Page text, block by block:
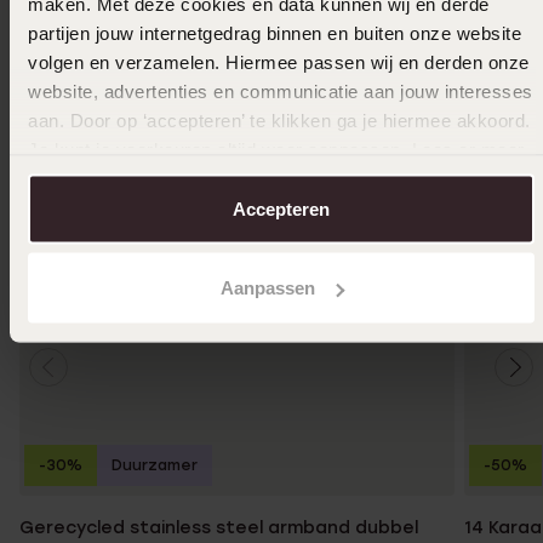
partijen jouw internetgedrag binnen en buiten onze website
volgen en verzamelen. Hiermee passen wij en derden onze
website, advertenties en communicatie aan jouw interesses
aan. Door op ‘accepteren’ te klikken ga je hiermee akkoord.
over in onscookiebeleid.
Accepteren
Aanpassen
Gerecycled stainless steel armband dubbel
-30% Duurzamer
14
-50%